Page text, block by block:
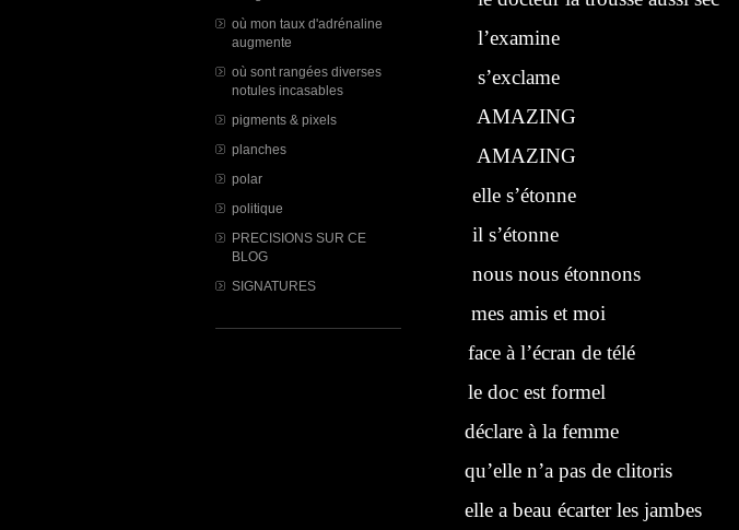
où mon taux d'adrénaline
augmente
où sont rangées diverses
notules incasables
pigments & pixels
planches
polar
politique
PRECISIONS SUR CE
BLOG
SIGNATURES
l’examine
s’exclame
AMAZING
AMAZING
elle s’étonne
il s’étonne
nous nous étonnons
mes amis et moi
face à l’écran de télé
le doc est formel
déclare à la femme
qu’elle n’a pas de clitoris
elle a beau écarter les jambes